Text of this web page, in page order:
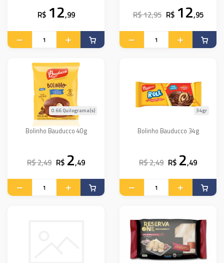
R$ 12,99 R$ 12,95 R$ 12,95
Bolinho Bauducco 40g
0.66 Quilograma(s)
R$ 2,49 R$ 2,49
Bolinho Bauducco 34g
34gr
R$ 2,49 R$ 2,49